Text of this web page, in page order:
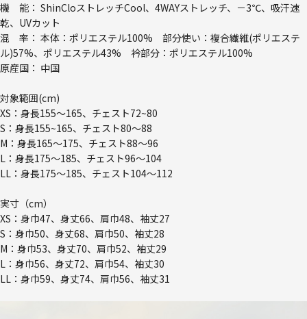
機 能： ShinCloストレッチCool、4WAYストレッチ、－3℃、吸汗速
乾、UVカット
混 率： 本体：ポリエステル100% 部分使い：複合繊維(ポリエステ
ル)57%、ポリエステル43% 衿部分：ポリエステル100%
原産国： 中国
対象範囲(cm)
XS：身長155～165、チェスト72~80
S：身長155~165、チェスト80～88
M：身長165～175、チェスト88～96
L：身長175～185、チェスト96～104
LL：身長175～185、チェスト104～112
実寸（cm）
XS：身巾47、身丈66、肩巾48、袖丈27
S：身巾50、身丈68、肩巾50、袖丈28
M：身巾53、身丈70、肩巾52、袖丈29
L：身巾56、身丈72、肩巾54、袖丈30
LL：身巾59、身丈74、肩巾56、袖丈31